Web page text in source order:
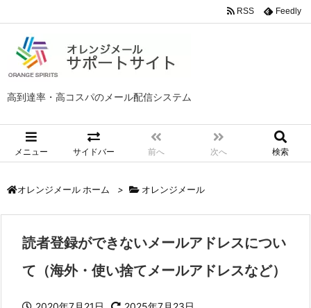
高到達率・高コスパのメール配信システム
メニュー サイドバー 前へ 次へ 検索
RSS Feedly
オレンジメール ホーム > オレンジメール
読者登録ができないメールアドレスについ
て（海外・使い捨てメールアドレスなど）